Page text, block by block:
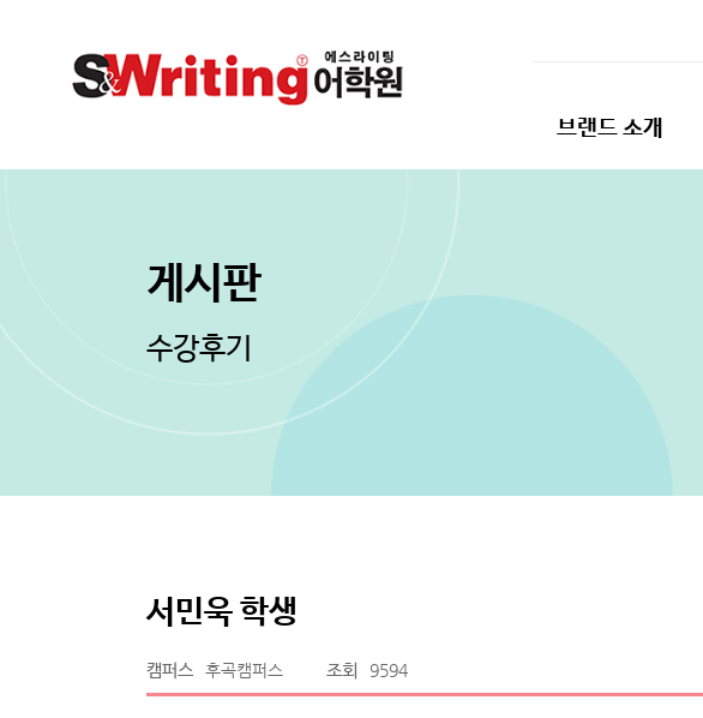
브랜드 소개
게시판
수강후기
서민욱 학생
캠퍼스 후곡캠퍼스 조회 9594